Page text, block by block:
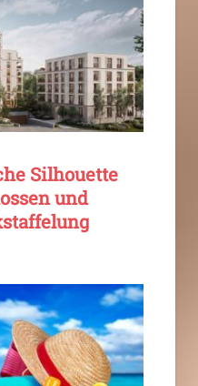
Silhouette
und